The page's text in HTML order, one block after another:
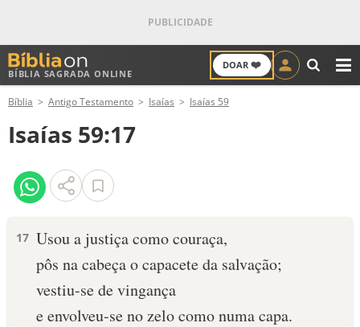
BÍBLIA SAGRADA ONLINE
DOAR ❤️
ANTIGO TESTAMENTO
NOVO TESTAMENTO
VERSÍCULOS
PALAVRA DO DIA
SALMO DO DIA
Bíblia Antigo Testamento Isaías Isaías 59
Isaías 59:17
17 Usou a justiça como couraça,
pôs na cabeça o capacete da salvação;
vestiu-se de vingança
e envolveu-se no zelo como numa capa.